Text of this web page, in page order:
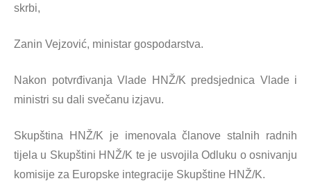
skrbi,
Zanin Vejzović, ministar gospodarstva.
Nakon potvrđivanja Vlade HNŽ/K predsjednica Vlade i
ministri su dali svečanu izjavu.
Skupština HNŽ/K je imenovala članove stalnih radnih
tijela u Skupštini HNŽ/K te je usvojila Odluku o osnivanju
komisije za Europske integracije Skupštine HNŽ/K.